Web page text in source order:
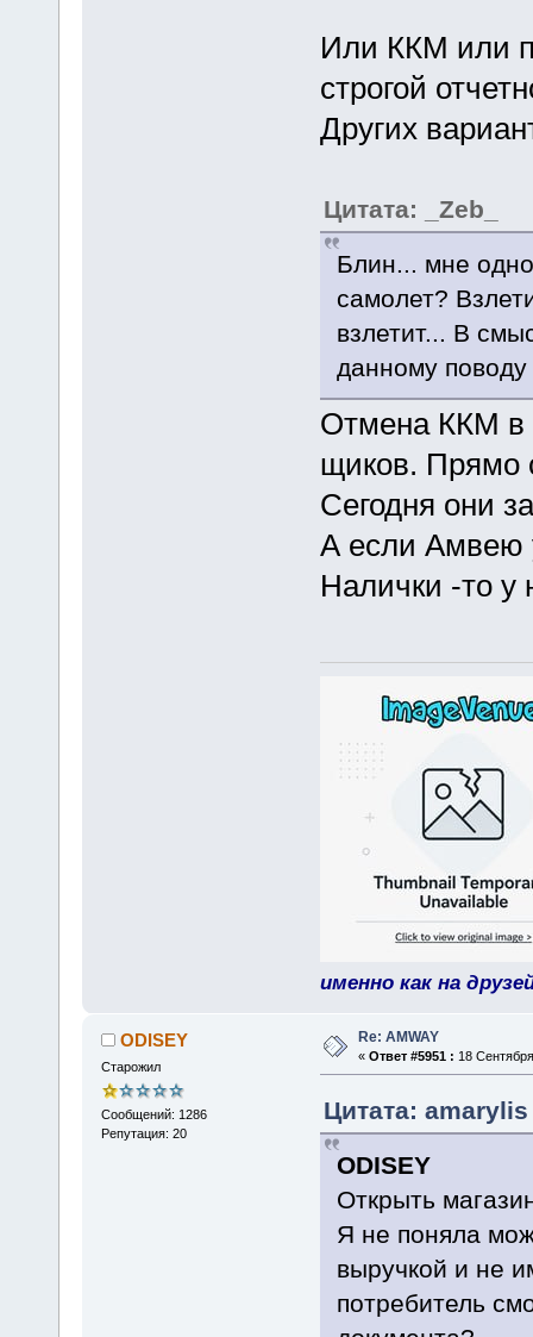
Или ККМ или
строгой
Других
Цитата: _Zeb_
Блин... мне
самолет?
взлетит... В
данному
Отмена ККМ в
щиков. Прямо
Сегодня они
А если Амвею
Налички -то у
именно как на
ODISEY
Старожил
Сообщений: 1286
Репутация: 20
Re: AMWAY
« Ответ #5951 : 18
Цитата:
ODISEY
Открыть
Я не поняла
выручкой и не
потребитель